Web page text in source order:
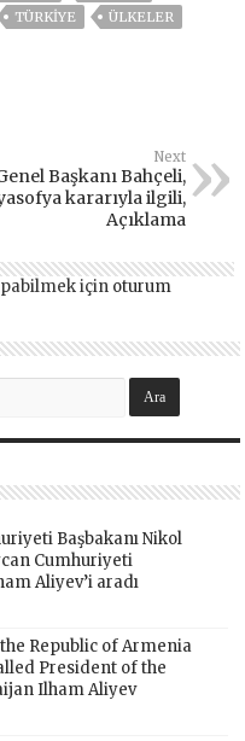
TÜRKİYE
ÜLKELER
Next
Başkanı Bahçeli,
kararıyla ilgili,
Açıklama
için oturum
Başbakanı Nikol
Cumhuriyeti
Aliyev’i aradı
Republic of Armenia
President of the
Ilham Aliyev